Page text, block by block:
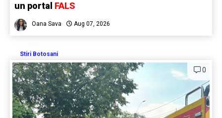
un portal FALS
Oana Sava Aug 07, 2026
Stiri Botosani
0